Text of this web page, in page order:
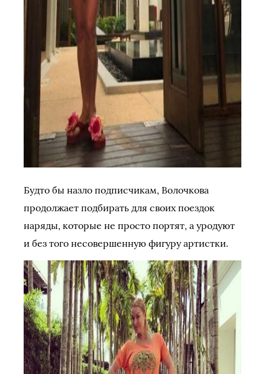
Будто бы назло подписчикам, Волочкова
продолжает подбирать для своих поездок
наряды, которые не просто портят, а уродуют
и без того несовершенную фигуру артистки.